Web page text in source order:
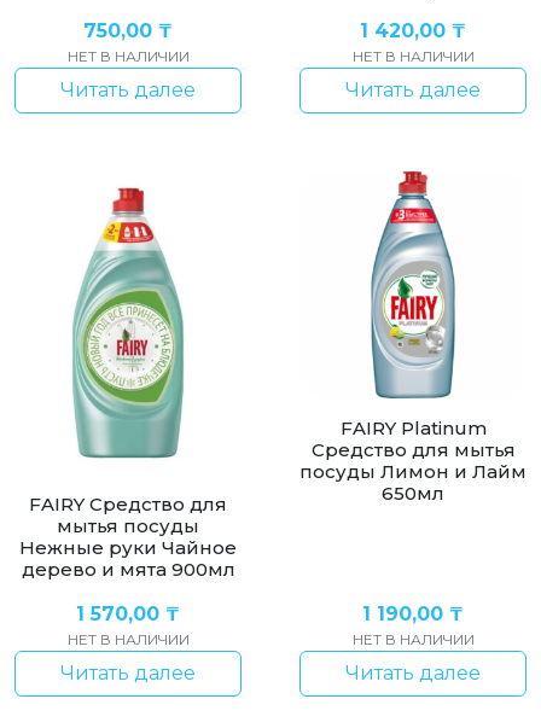
750,00 ₸
НЕТ В НАЛИЧИИ
Читать далее
1 420,00 ₸
НЕТ В НАЛИЧИИ
Читать далее
FAIRY Средство для
мытья посуды
Нежные руки Чайное
дерево и мята 900мл
1 570,00 ₸
НЕТ В НАЛИЧИИ
Читать далее
FAIRY Platinum
Средство для мытья
посуды Лимон и Лайм
650мл
1 190,00 ₸
НЕТ В НАЛИЧИИ
Читать далее